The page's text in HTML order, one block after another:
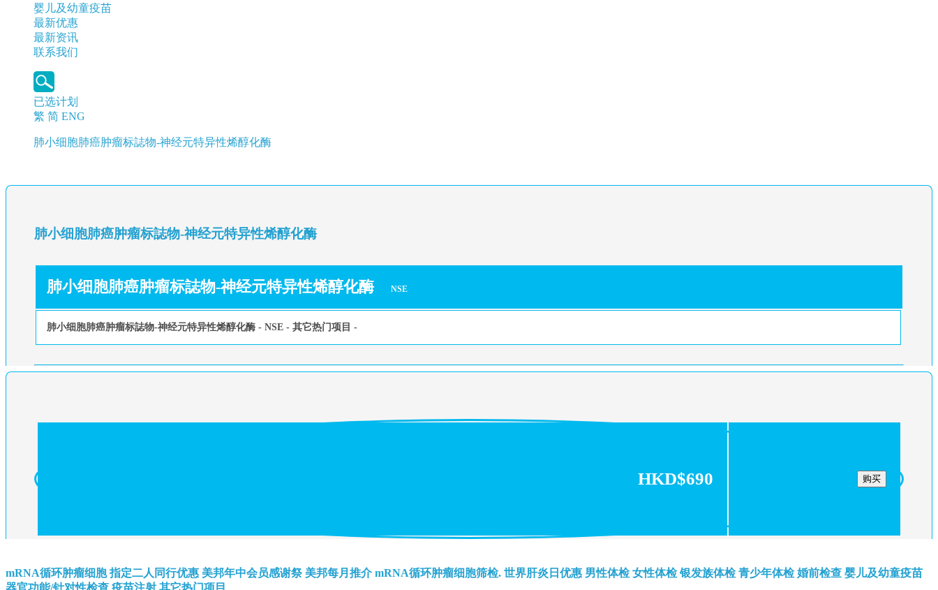
婴儿及幼童疫苗
最新优惠
最新资讯
联系我们
已选计划
繁 简 ENG
肺小细胞肺癌肿瘤标誌物-神经元特异性烯醇化酶
肺小细胞肺癌肿瘤标誌物-神经元特异性烯醇化酶
肺小细胞肺癌肿瘤标誌物-神经元特异性烯醇化酶 NSE
肺小细胞肺癌肿瘤标誌物-神经元特异性烯醇化酶 - NSE - 其它热门项目 -
HKD$690 购买
mRNA循环肿瘤细胞 指定二人同行优惠 美邦年中会员感谢祭 美邦每月推介 mRNA循环肿瘤细胞筛检. 世界肝炎日优惠 男性体检 女性体检 银发族体检 青少年体检 婚前检查 婴儿及幼童疫苗